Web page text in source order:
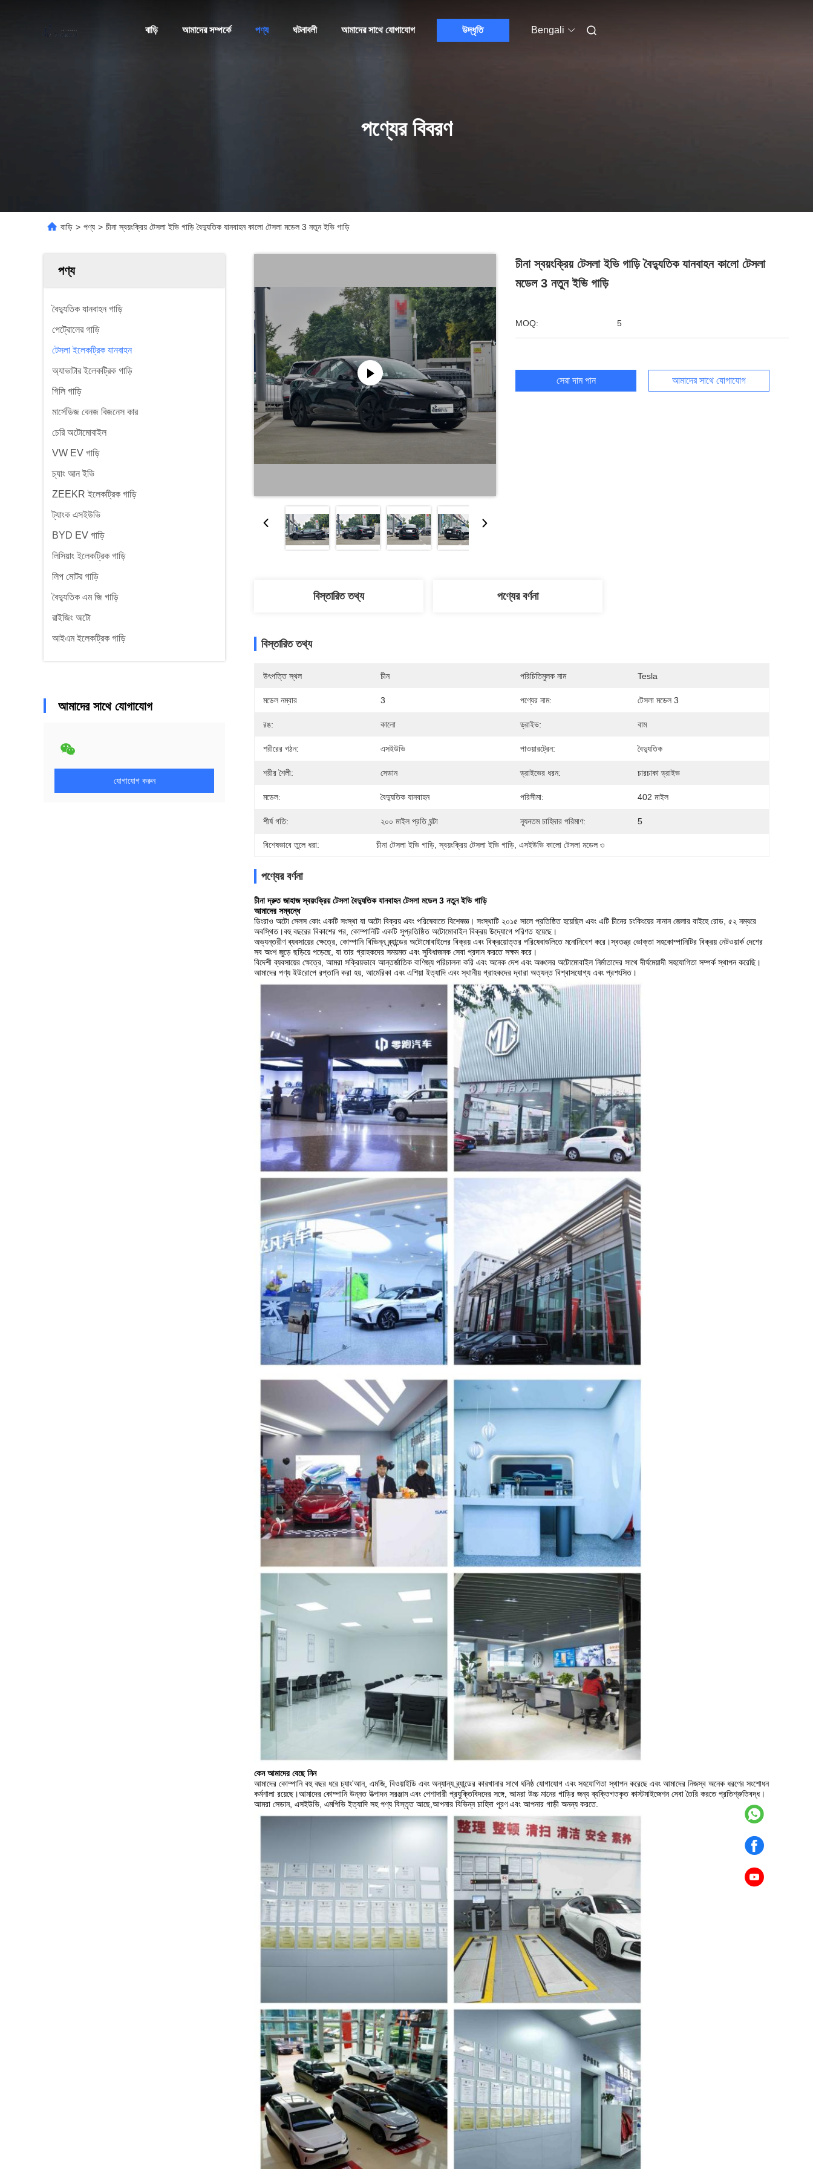
বাড়ি আমাদের সম্পর্কে পণ্য ঘটনাবলী আমাদের সাথে যোগাযোগ উদ্ধৃতি Bengali
পণ্যের বিবরণ
বাড়ি > পণ্য > চীনা স্বয়ংক্রিয় টেসলা ইভি গাড়ি বৈদ্যুতিক যানবাহন কালো টেসলা মডেল 3 নতুন ইভি গাড়ি
পণ্য
বৈদ্যুতিক যানবাহন গাড়ি
পেট্রোলের গাড়ি
টেসলা ইলেকট্রিক যানবাহন
অ্যাভাটার ইলেকট্রিক গাড়ি
গিলি গাড়ি
মার্সেডিজ বেনজ বিজনেস কার
চেরি অটোমোবাইল
VW EV গাড়ি
চ্যাং আন ইভি
ZEEKR ইলেকট্রিক গাড়ি
ট্যাংক এসইউভি
BYD EV গাড়ি
লিসিয়াং ইলেকট্রিক গাড়ি
লিপ মোটর গাড়ি
বৈদ্যুতিক এম জি গাড়ি
রাইজিং অটো
আইএম ইলেকট্রিক গাড়ি
আমাদের সাথে যোগাযোগ
যোগাযোগ করুন
চীনা স্বয়ংক্রিয় টেসলা ইভি গাড়ি বৈদ্যুতিক যানবাহন কালো টেসলা
মডেল 3 নতুন ইভি গাড়ি
MOQ: 5
সেরা দাম পান আমাদের সাথে যোগাযোগ
বিস্তারিত তথ্য পণ্যের বর্ণনা
বিস্তারিত তথ্য
উৎপত্তি স্থল চীন পরিচিতিমুলক নাম Tesla
মডেল নম্বার 3 পণ্যের নাম: টেসলা মডেল 3
রঙ: কালো ড্রাইভ: বাম
শরীরের গঠন: এসইউভি পাওয়ারট্রেন: বৈদ্যুতিক
শরীর শৈলী: সেডান ড্রাইভের ধরন: চারচাকা ড্রাইভ
মডেল: বৈদ্যুতিক যানবাহন পরিসীমা: 402 মাইল
শীর্ষ গতি: ২০০ মাইল প্রতি ঘন্টা ন্যূনতম চাহিদার পরিমাণ: 5
বিশেষভাবে তুলে ধরা: চীনা টেসলা ইভি গাড়ি , স্বয়ংক্রিয় টেসলা ইভি গাড়ি , এসইউভি কালো টেসলা মডেল ৩
পণ্যের বর্ণনা
চীনা দ্রুত জাহাজ স্বয়ংক্রিয় টেসলা বৈদ্যুতিক যানবাহন টেসলা মডেল 3 নতুন ইভি গাড়ি
আমাদের সম্বন্ধে
ডিংরাও অটো সেলস কোং একটি সংস্থা যা অটো বিক্রয় এবং পরিষেবাতে বিশেষজ্ঞ। সংস্থাটি ২০১৫ সালে প্রতিষ্ঠিত হয়েছিল এবং এটি চীনের চংকিংয়ের নানান জেলার বাইহে রোড, ৫২ নম্বরে
অবস্থিত।বহু বছরের বিকাশের পর, কোম্পানিটি একটি সুপ্রতিষ্ঠিত অটোমোবাইল বিক্রয় উদ্যোগে পরিণত হয়েছে।
অভ্যন্তরীণ ব্যবসায়ের ক্ষেত্রে, কোম্পানি বিভিন্ন ব্র্যান্ডের অটোমোবাইলের বিক্রয় এবং বিক্রয়োত্তর পরিষেবাগুলিতে মনোনিবেশ করে।স্বতন্ত্র ভোক্তা সহকোম্পানিটির বিক্রয় নেটওয়ার্ক দেশের
সব অংশ জুড়ে ছড়িয়ে পড়েছে, যা তার গ্রাহকদের সময়মত এবং সুবিধাজনক সেবা প্রদান করতে সক্ষম করে।
বিদেশী ব্যবসায়ের ক্ষেত্রে, আমরা সক্রিয়ভাবে আন্তর্জাতিক বাণিজ্য পরিচালনা করি এবং অনেক দেশ এবং অঞ্চলের অটোমোবাইল নির্মাতাদের সাথে দীর্ঘমেয়াদী সহযোগিতা সম্পর্ক স্থাপন করেছি।
আমাদের পণ্য ইউরোপে রপ্তানি করা হয়, আমেরিকা এবং এশিয়া ইত্যাদি এবং স্থানীয় গ্রাহকদের দ্বারা অত্যন্ত বিশ্বাসযোগ্য এবং প্রশংসিত।
কেন আমাদের বেছে নিন
আমাদের কোম্পানি বহু বছর ধরে চ্যাং'আন, এমজি, বিওয়াইডি এবং অন্যান্য ব্র্যান্ডের কারখানার সাথে ঘনিষ্ঠ যোগাযোগ এবং সহযোগিতা স্থাপন করেছে এবং আমাদের নিজস্ব অনেক ধরণের সংশোধন
কর্মশালা রয়েছে।আমাদের কোম্পানি উন্নত উত্পাদন সরঞ্জাম এবং পেশাদারী প্রযুক্তিবিদদের সঙ্গে, আমরা উচ্চ মানের গাড়ির জন্য ব্যক্তিগতকৃত কাস্টমাইজেশন সেবা তৈরি করতে প্রতিশ্রুতিবদ্ধ।
আমরা সেডান, এসইউভি, এমপিভি ইত্যাদি সহ পণ্য বিস্তৃত আছে,আপনার বিভিন্ন চাহিদা পূরণ এবং আপনার গাড়ী অনন্য করতে.